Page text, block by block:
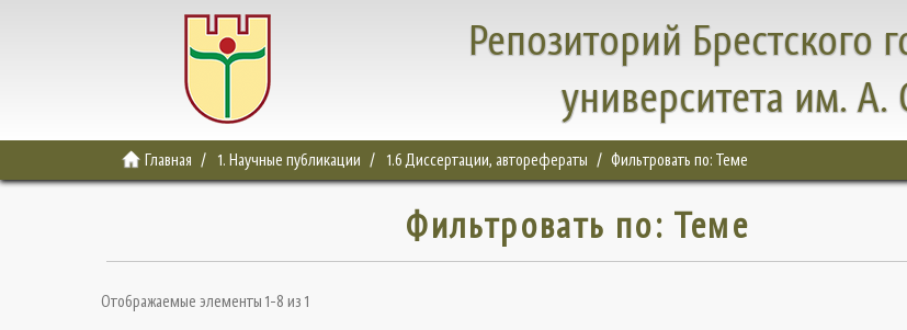
Репозиторий Брестского
университета им.
Главная 1. Научные публикации 1.6 Диссертации, авторефераты Фильтровать по: Теме
Фильтровать по: Теме
Отображаемые элементы 1-8 из 1